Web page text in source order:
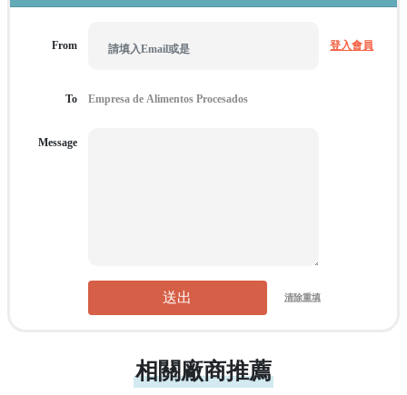
From 登入會員
To
Message
送出 清除重填
相關廠商推薦